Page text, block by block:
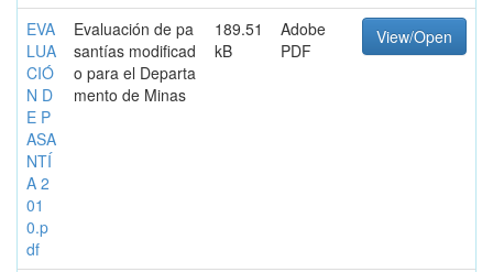
EVA
LUA
CIÓ
N D
E P
ASA
NTÍ
A 2
01
0.p
df
Evaluación de pa
santías modificad
o para el Departa
mento de Minas
189.51
kB
Adobe
PDF
View/Open